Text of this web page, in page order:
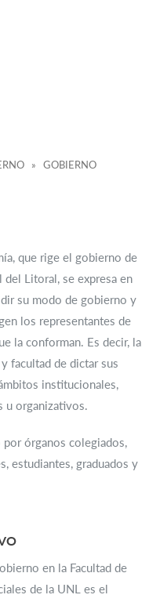
» GOBIERNO
que rige el gobierno de
del Litoral, se expresa en
su modo de gobierno y
los representantes de
la conforman. Es decir, la
facultad de dictar sus
institucionales,
u organizativos.
órganos colegiados,
estudiantes, graduados y
en la Facultad de
de la UNL es el